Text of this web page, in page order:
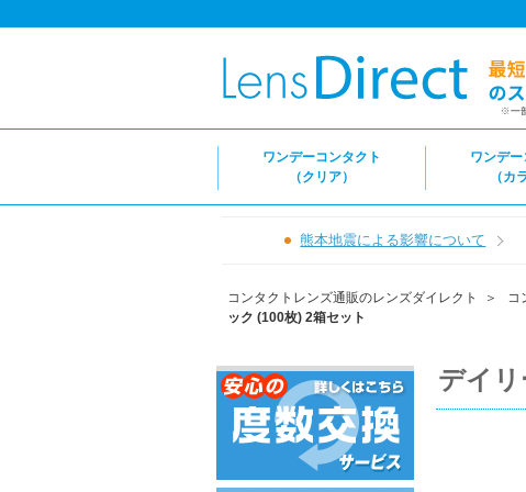
ワンデーコンタクト
（クリア）
ワンデー
（カ
熊本地震による影響について
コンタクトレンズ通販のレンズダイレクト ＞ コ
ック (100枚) 2箱セット
デイ